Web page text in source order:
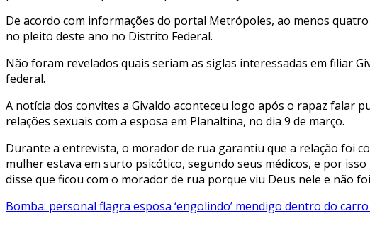
De acordo com informações do portal Metrópoles, ao menos
no pleito deste ano no Distrito Federal.
Não foram revelados quais seriam as siglas interessadas em filiar
federal.
A notícia dos convites a Givaldo aconteceu logo após o rapaz falar
relações sexuais com a esposa em Planaltina, no dia 9 de março.
Durante a entrevista, o morador de rua garantiu que a relação foi
mulher estava em surto psicótico, segundo seus médicos, e por
disse que ficou com o morador de rua porque viu Deus nele e não
Bomba: personal flagra esposa ‘engolindo’ mendigo dentro do